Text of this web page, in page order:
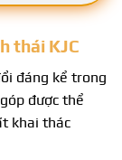
thái KJC
đáng kể trong
được thể
khai thác